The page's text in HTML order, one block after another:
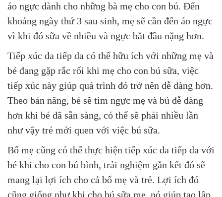
áo ngực dành cho những bà mẹ cho con bú. Đến
khoảng ngày thứ 3 sau sinh, mẹ sẽ cần đến áo ngực
vì khi đó sữa về nhiều và ngực bắt đầu nặng hơn.
Tiếp xúc da tiếp da có thể hữu ích với những mẹ và
bé đang gặp rắc rối khi mẹ cho con bú sữa, việc
tiếp xúc này giúp quá trình đó trở nên dễ dàng hơn.
Theo bản năng, bé sẽ tìm ngực mẹ và bú dễ dàng
hơn khi bé đã sẵn sàng, có thể sẽ phải nhiều lần
như vậy trẻ mới quen với việc bú sữa.
Bố mẹ cũng có thể thực hiện tiếp xúc da tiếp da với
bé khi cho con bú bình, trải nghiệm gắn kết đó sẽ
mang lại lợi ích cho cả bố mẹ và trẻ. Lợi ích đó
cũng giống như khi cho bú sữa mẹ, nó giúp tạo lập